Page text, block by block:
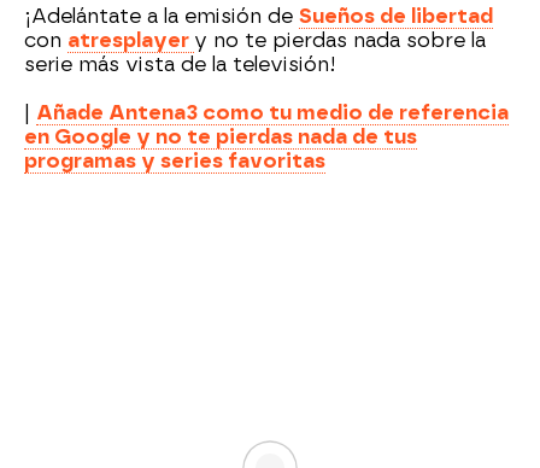
¡Adelántate a la emisión de Sueños de libertad
con atresplayer y no te pierdas nada sobre la
serie más vista de la televisión!
Añade Antena3 como tu medio de referencia
en Google y no te pierdas nada de tus
programas y series favoritas